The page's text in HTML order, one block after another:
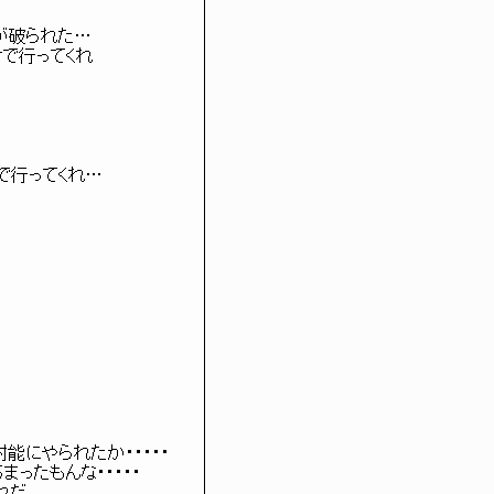
破られた…
行ってくれ
行ってくれ…
にやられたか・・・・・
もんな・・・・・